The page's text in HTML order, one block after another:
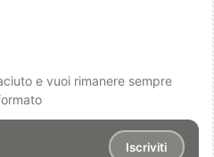
e vuoi rimanere sempre
Iscriviti